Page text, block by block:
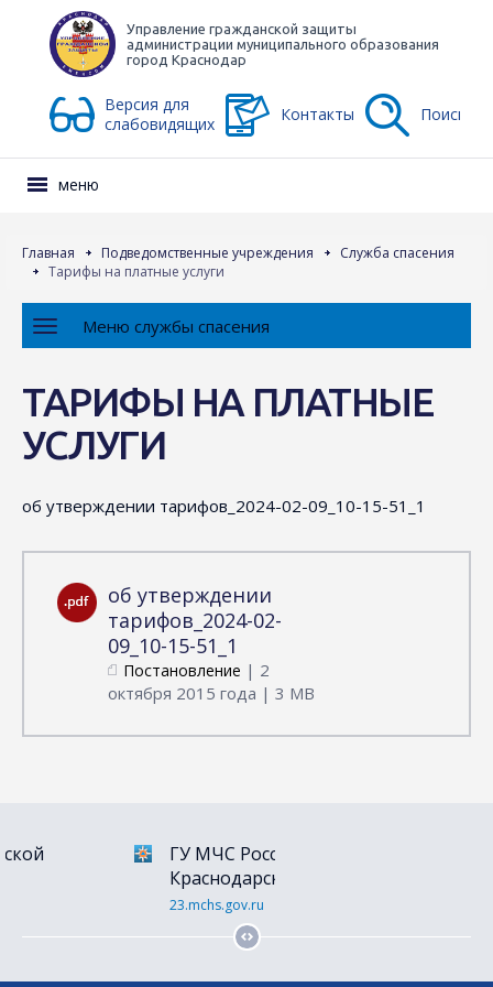
Управление гражданской защиты
администрации муниципального образования
город Краснодар
Версия для
слабовидящих
Контакты Поиск
меню
Главная Подведомственные учреждения
Служба спасения
Тарифы на платные услуги
Меню службы спасения
ТАРИФЫ НА ПЛАТНЫЕ
УСЛУГИ
об утверждении тарифов_2024-02-09_10-15-51_1
об утверждении
тарифов_2024-02-
09_10-15-51_1
Постановление | 2
октября 2015 года | 3 MB
ГУ МЧС России по
Краснодарскому краю
23.mchs.gov.ru